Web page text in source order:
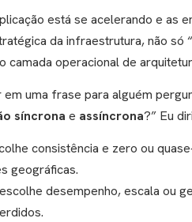
está se acelerando e as
da infraestrutura, não só
camada operacional de
uma frase para alguém
síncrona e assíncrona?” Eu
consistência e zero ou
geográficas.
desempenho, escala ou